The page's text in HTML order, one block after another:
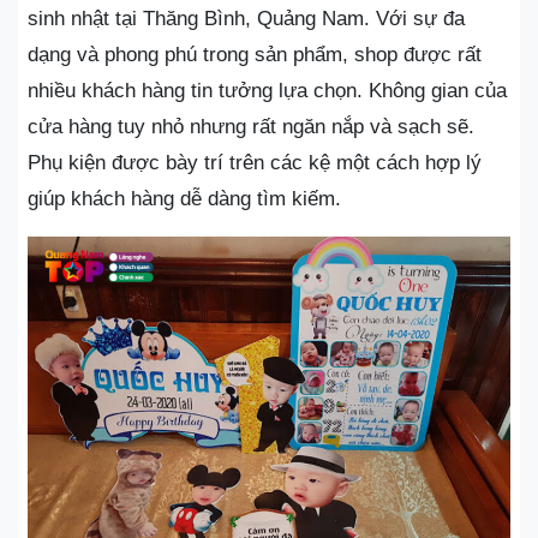
sinh nhật tại Thăng Bình, Quảng Nam. Với sự đa
dạng và phong phú trong sản phẩm, shop được rất
nhiều khách hàng tin tưởng lựa chọn. Không gian của
cửa hàng tuy nhỏ nhưng rất ngăn nắp và sạch sẽ.
Phụ kiện được bày trí trên các kệ một cách hợp lý
giúp khách hàng dễ dàng tìm kiếm.